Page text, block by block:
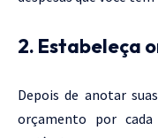
2. Estabeleça
Depois de anotar
orçamento por